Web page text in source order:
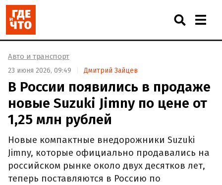
Авто и транспорт
23 июня 2026, 09:49 Дмитрий Зайцев
В России появились в продаже
новые Suzuki Jimny по цене от
1,25 млн рублей
Новые компактные внедорожники Suzuki
Jimny, которые официально продавались на
российском рынке около двух десятков лет,
теперь поставляются в Россию по